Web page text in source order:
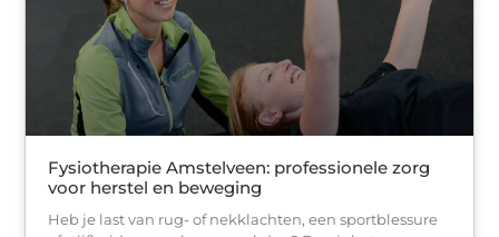
Fysiotherapie Amstelveen: professionele zorg
voor herstel en beweging
Heb je last van rug- of nekklachten, een sportblessure